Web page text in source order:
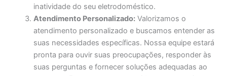
inatividade do seu eletrodoméstico.
Atendimento Personalizado: Valorizamos o
atendimento personalizado e buscamos entender as
suas necessidades específicas. Nossa equipe estará
pronta para ouvir suas preocupações, responder às
suas perguntas e fornecer soluções adequadas ao